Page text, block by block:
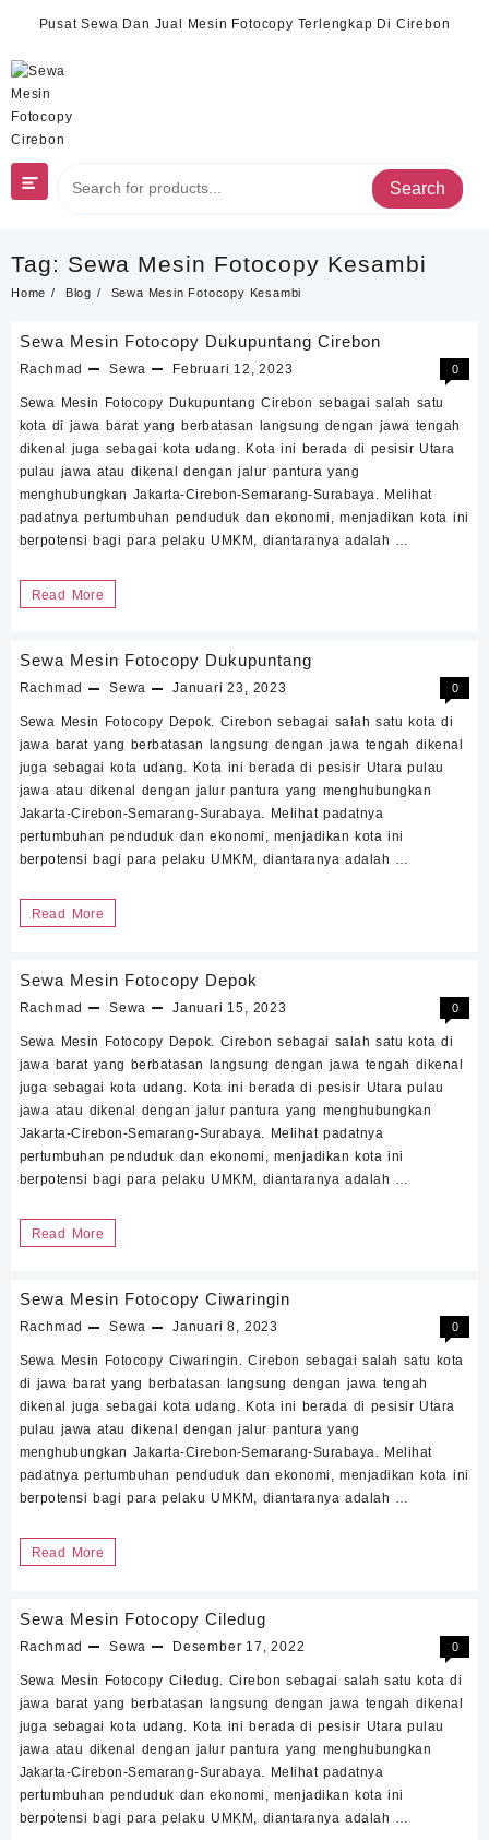
Pusat Sewa Dan Jual Mesin Fotocopy Terlengkap Di Cirebon
Search
Tag: Sewa Mesin Fotocopy Kesambi
Home Blog Sewa Mesin Fotocopy Kesambi
Sewa Mesin Fotocopy Dukupuntang Cirebon
Rachmad Sewa Februari 12, 2023 0
Sewa Mesin Fotocopy Dukupuntang Cirebon sebagai salah satu
kota di jawa barat yang berbatasan langsung dengan jawa tengah
dikenal juga sebagai kota udang. Kota ini berada di pesisir Utara
pulau jawa atau dikenal dengan jalur pantura yang
menghubungkan Jakarta-Cirebon-Semarang-Surabaya. Melihat
padatnya pertumbuhan penduduk dan ekonomi, menjadikan kota ini
berpotensi bagi para pelaku UMKM, diantaranya adalah …
Sewa
Read More
Sewa Mesin Fotocopy Dukupuntang
Rachmad Sewa Januari 23, 2023 0
Sewa Mesin Fotocopy Depok. Cirebon sebagai salah satu kota di
jawa barat yang berbatasan langsung dengan jawa tengah dikenal
juga sebagai kota udang. Kota ini berada di pesisir Utara pulau
jawa atau dikenal dengan jalur pantura yang menghubungkan
Jakarta-Cirebon-Semarang-Surabaya. Melihat padatnya
pertumbuhan penduduk dan ekonomi, menjadikan kota ini
berpotensi bagi para pelaku UMKM, diantaranya adalah …
Sewa
Read More
Sewa Mesin Fotocopy Depok
Rachmad Sewa Januari 15, 2023 0
Sewa Mesin Fotocopy Depok. Cirebon sebagai salah satu kota di
jawa barat yang berbatasan langsung dengan jawa tengah dikenal
juga sebagai kota udang. Kota ini berada di pesisir Utara pulau
jawa atau dikenal dengan jalur pantura yang menghubungkan
Jakarta-Cirebon-Semarang-Surabaya. Melihat padatnya
pertumbuhan penduduk dan ekonomi, menjadikan kota ini
berpotensi bagi para pelaku UMKM, diantaranya adalah …
Sewa
Read More
Sewa Mesin Fotocopy Ciwaringin
Rachmad Sewa Januari 8, 2023 0
Sewa Mesin Fotocopy Ciwaringin. Cirebon sebagai salah satu kota
di jawa barat yang berbatasan langsung dengan jawa tengah
dikenal juga sebagai kota udang. Kota ini berada di pesisir Utara
pulau jawa atau dikenal dengan jalur pantura yang
menghubungkan Jakarta-Cirebon-Semarang-Surabaya. Melihat
padatnya pertumbuhan penduduk dan ekonomi, menjadikan kota ini
berpotensi bagi para pelaku UMKM, diantaranya adalah …
Sewa
Read More
Sewa Mesin Fotocopy Ciledug
Rachmad Sewa Desember 17, 2022 0
Sewa Mesin Fotocopy Ciledug. Cirebon sebagai salah satu kota di
jawa barat yang berbatasan langsung dengan jawa tengah dikenal
juga sebagai kota udang. Kota ini berada di pesisir Utara pulau
jawa atau dikenal dengan jalur pantura yang menghubungkan
Jakarta-Cirebon-Semarang-Surabaya. Melihat padatnya
pertumbuhan penduduk dan ekonomi, menjadikan kota ini
berpotensi bagi para pelaku UMKM, diantaranya adalah …